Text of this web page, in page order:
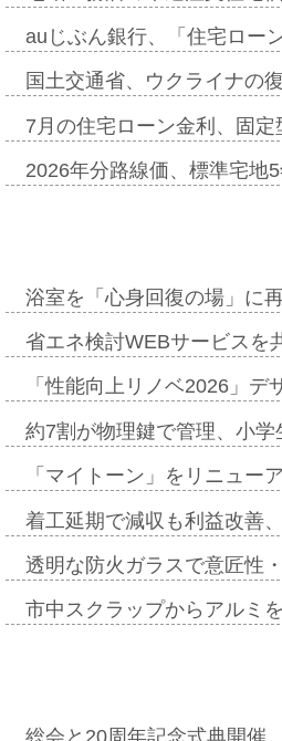
auじぶん銀行、「住宅ロー
国土交通省、ウクライナの
7月の住宅ローン金利、固
2026年分路線価、標準宅
浴室を「心身回復の場」に
省エネ検討WEBサービス
「性能向上リノベ2026」
約7割が物理鍵で管理、小
「マイトーン」をリニュ
着工延期で減収も利益改善
透明な防火ガラスで意匠性
市中スクラップからアルミ
総会と20周年記念式典開催